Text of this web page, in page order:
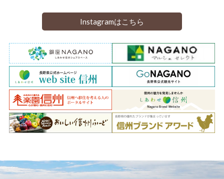
Instagramはこちら